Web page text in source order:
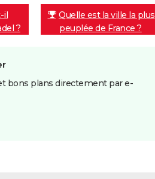
il
?
Quelle est la ville la plus
peuplée de France ?
bons plans directement par e-